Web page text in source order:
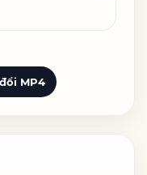
MP4